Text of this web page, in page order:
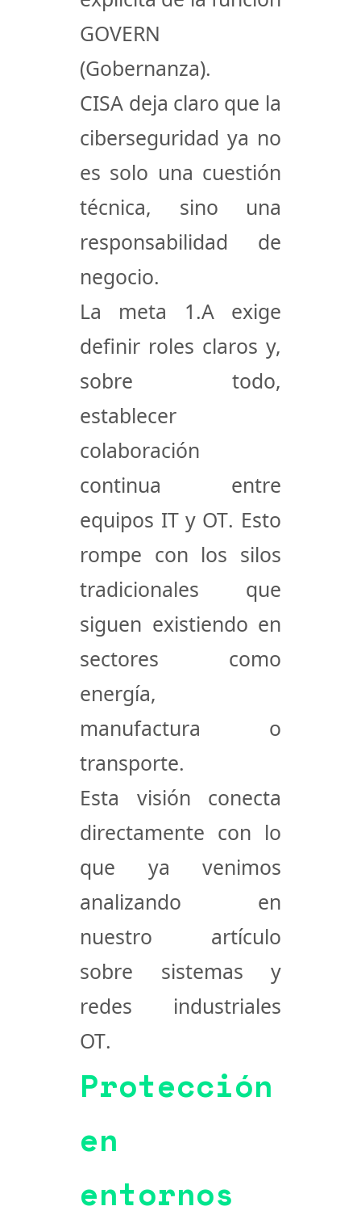
GOVERN
(Gobernanza).
CISA deja claro que la
ciberseguridad ya no
es solo una cuestión
técnica, sino una
responsabilidad de
negocio.
La meta 1.Aexige
definir roles claros y,
sobre todo,
establecer
colaboración
continua entre
equipos IT y OT. Esto
rompe con los silos
tradicionales que
siguen existiendo en
sectores como
energía,
manufactura o
transporte.
Esta visión conecta
directamente con lo
que ya venimos
analizando en
nuestro artículo
sobre sistemas y
redes industriales
OT.
Protección
en
entornos